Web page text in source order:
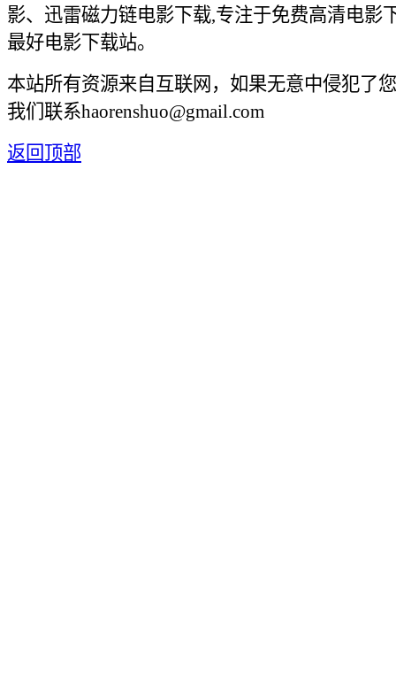
影、迅雷磁力链电影下载,专注于免费高清电影
最好电影下载站。
本站所有资源来自互联网，如果无意中侵犯了
我们联系haorenshuo@gmail.com
返回顶部